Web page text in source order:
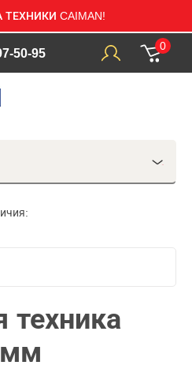
CAIMAN!
50-95
0
мм